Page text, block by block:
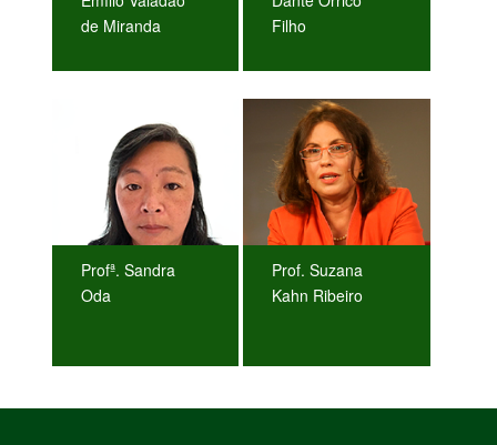
de Miranda
Filho
Profª. Sandra
Oda
Prof. Suzana
Kahn Ribeiro